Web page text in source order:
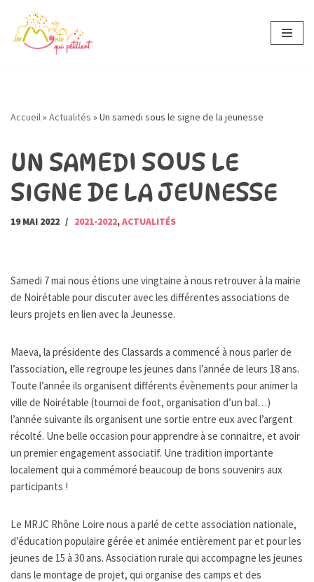
Aller
Accueil» Actualités » Un samedi sous le signe de la jeunesse
UN SAMEDI SOUS LE
SIGNE DE LA JEUNESSE
19 MAI 2022 2021-2022,ACTUALITÉS
Samedi 7 mai nous étions une vingtaine à nous retrouver à la mairie
de Noirétable pour discuter avec les différentes associations de
leurs projets en lien avec la Jeunesse.
Maeva, la présidente des Classards a commencé à nous parler de
l’association, elle regroupe les jeunes dans l’année de leurs 18 ans.
Toute l’année ils organisent différents évènements pour animer la
ville de Noirétable (tournoi de foot, organisation d’un bal…)
l’année suivante ils organisent une sortie entre eux avec l’argent
récolté. Une belle occasion pour apprendre à se connaitre, et avoir
un premier engagement associatif. Une tradition importante
localement qui a commémoré beaucoup de bons souvenirs aux
participants !
Le MRJC Rhône Loire nous a parlé de cette association nationale,
d’éducation populaire gérée et animée entièrement par et pour les
jeunes de 15 à 30 ans. Association rurale qui accompagne les jeunes
dans le montage de projet, qui organise des camps et des